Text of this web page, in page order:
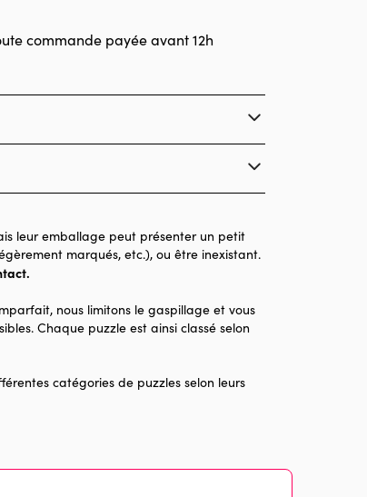
commande payée avant 12h
Bluebird Puzzle
Puzzle pour Adultes (500 à 48.000 pièces)
1000 pièces
leur emballage peut présenter un petit
marqués, etc.), ou être inexistant.
nous limitons le gaspillage et vous
Chaque puzzle est ainsi classé selon
catégories de puzzles selon leurs